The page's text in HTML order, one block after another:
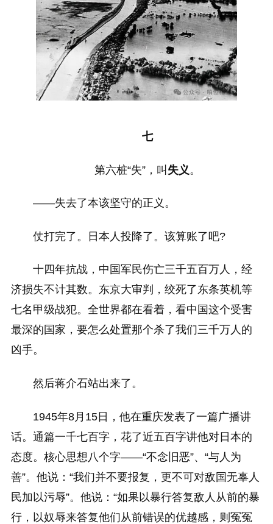
七
第六桩“失”，叫 失义 。
——失去了本该坚守的正义。
仗打完了。日本人投降了。该算账了吧?
十四年抗战，中国军民伤亡三千五百万人，经
济损失不计其数。东京大审判，绞死了东条英机等
七名甲级战犯。全世界都在看着，看中国这个受害
最深的国家，要怎么处置那个杀了我们三千万人的
凶手。
然后蒋介石站出来了。
1945年8月15日，他在重庆发表了一篇广播讲
话。通篇一千七百字，花了近五百字讲他对日本的
态度。核心思想八个字——“不念旧恶”、“与人为
善”。他说：“我们并不要报复，更不可对敌国无辜人
民加以污辱”。他说：“如果以暴行答复敌人从前的暴
行，以奴辱来答复他们从前错误的优越感，则冤冤